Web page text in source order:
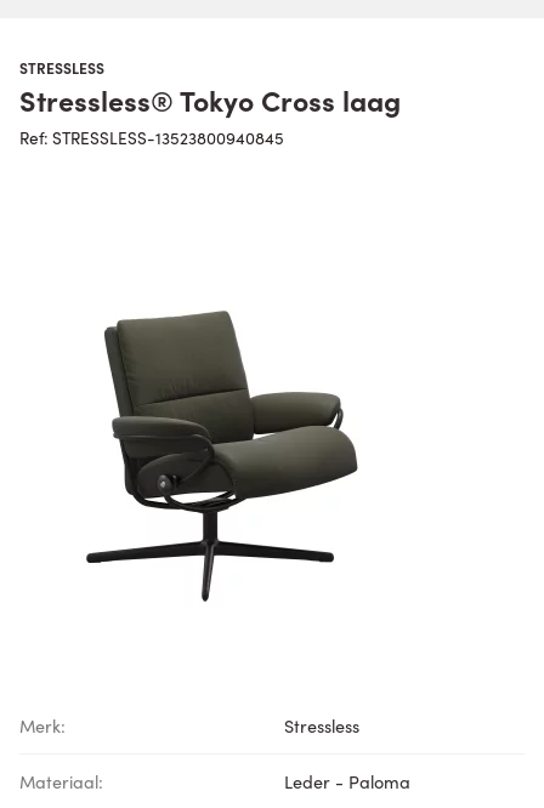
STRESSLESS
Stressless® Tokyo Cross laag
Ref: STRESSLESS-13523800940845
Merk: Stressless
Materiaal: Leder - Paloma